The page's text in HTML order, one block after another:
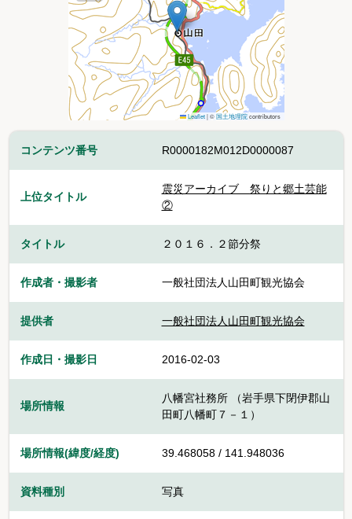
Leaflet |©国土地理院contributors
コンテンツ番号 R0000182M012D0000087
上位タイトル
震災アーカイブ 祭りと郷土芸能
②
タイトル ２０１６．２節分祭
作成者・撮影者 一般社団法人山田町観光協会
提供者 一般社団法人山田町観光協会
作成日・撮影日 2016-02-03
場所情報
八幡宮社務所 （岩手県下閉伊郡山
田町八幡町７－１）
場所情報(緯度/経度) 39.468058 / 141.948036
資料種別 写真